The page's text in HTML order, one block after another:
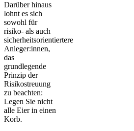
Darüber hinaus
lohnt es sich
sowohl für
risiko- als auch
sicherheitsorientiertere
Anleger:innen,
das
grundlegende
Prinzip der
Risikostreuung
zu beachten:
Legen Sie nicht
alle Eier in einen
Korb.